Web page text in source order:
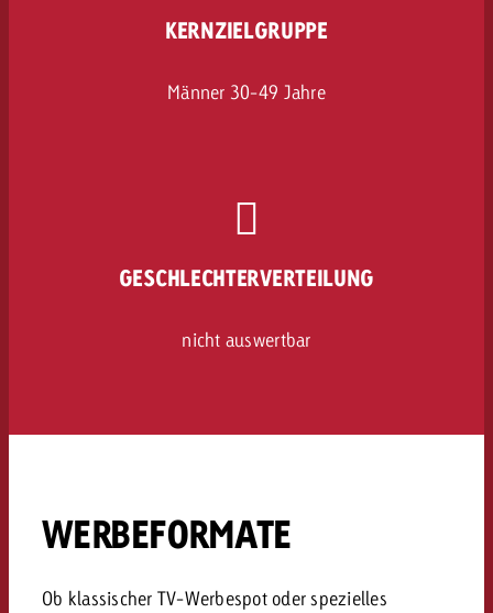
KERNZIELGRUPPE
Männer 30-49 Jahre
GESCHLECHTERVERTEILUNG
nicht auswertbar
WERBEFORMATE
Ob klassischer TV-Werbespot oder spezielles